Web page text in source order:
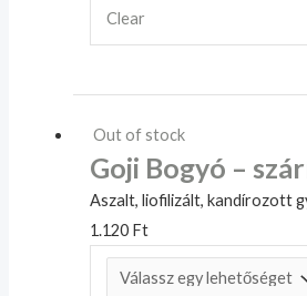
Clear
Out of stock
Goji Bogyó –
Aszalt, liofilizált, kandírozott
1.120 Ft